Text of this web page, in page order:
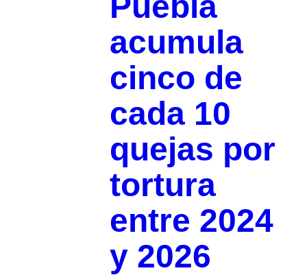
acumula
cinco de
cada 10
quejas por
tortura
entre 2024
y 2026